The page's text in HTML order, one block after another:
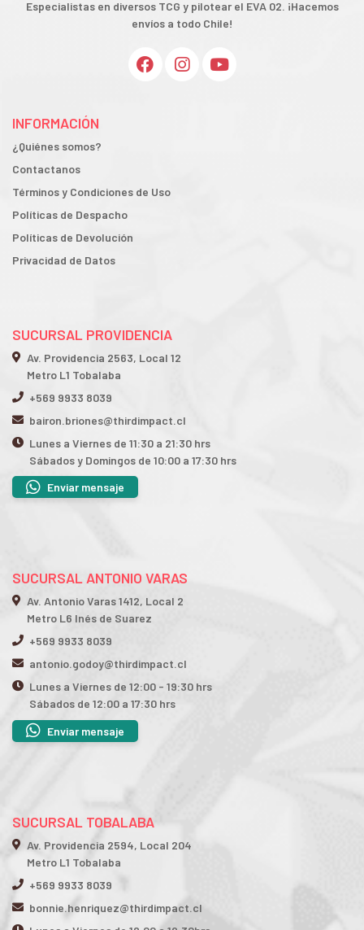
Especialistas en diversos TCG y pilotear el EVA 02. ¡Hacemos
envíos a todo Chile!
INFORMACIÓN
¿Quiénes somos?
Contactanos
Términos y Condiciones de Uso
Políticas de Despacho
Políticas de Devolución
Privacidad de Datos
SUCURSAL PROVIDENCIA
Av. Providencia 2563, Local 12
Metro L1 Tobalaba
+569 9933 8039
bairon.briones@thirdimpact.cl
Lunes a Viernes de 11:30 a 21:30 hrs
Sábados y Domingos de 10:00 a 17:30 hrs
Enviar mensaje
SUCURSAL ANTONIO VARAS
Av. Antonio Varas 1412, Local 2
Metro L6 Inés de Suarez
+569 9933 8039
antonio.godoy@thirdimpact.cl
Lunes a Viernes de 12:00 - 19:30 hrs
Sábados de 12:00 a 17:30 hrs
Enviar mensaje
SUCURSAL TOBALABA
Av. Providencia 2594, Local 204
Metro L1 Tobalaba
+569 9933 8039
bonnie.henriquez@thirdimpact.cl